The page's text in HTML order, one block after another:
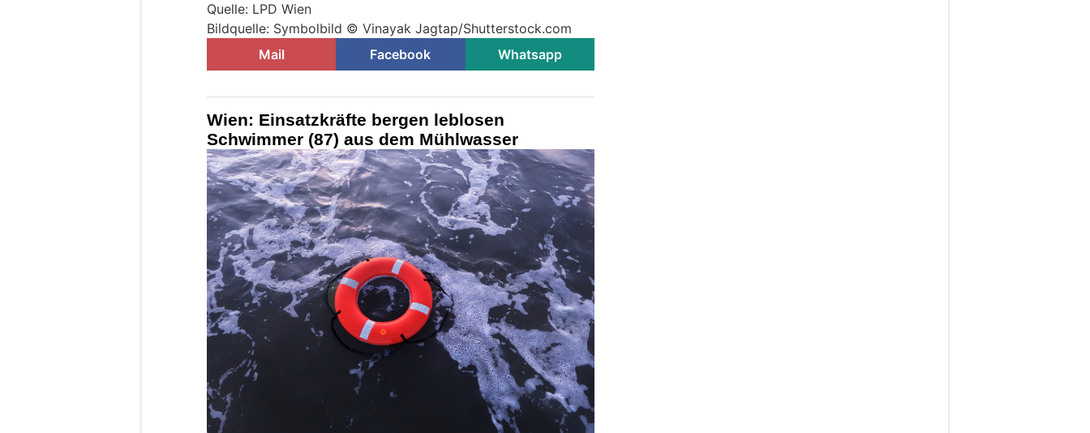
Quelle: LPD Wien
Bildquelle: Symbolbild © Vinayak Jagtap/Shutterstock.com
Mail
Facebook Whatsapp
Wien: Einsatzkräfte bergen leblosen
Schwimmer (87) aus dem Mühlwasser